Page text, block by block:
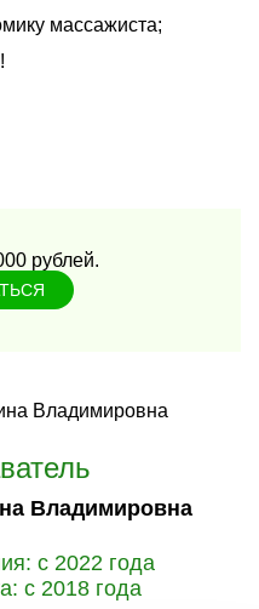
массажиста;
рублей.
Владимировна
с 2022 года
с 2018 года